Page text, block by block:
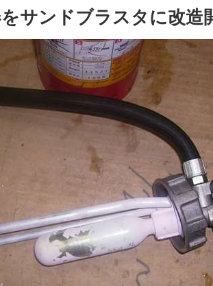
サンドブラスタに改造